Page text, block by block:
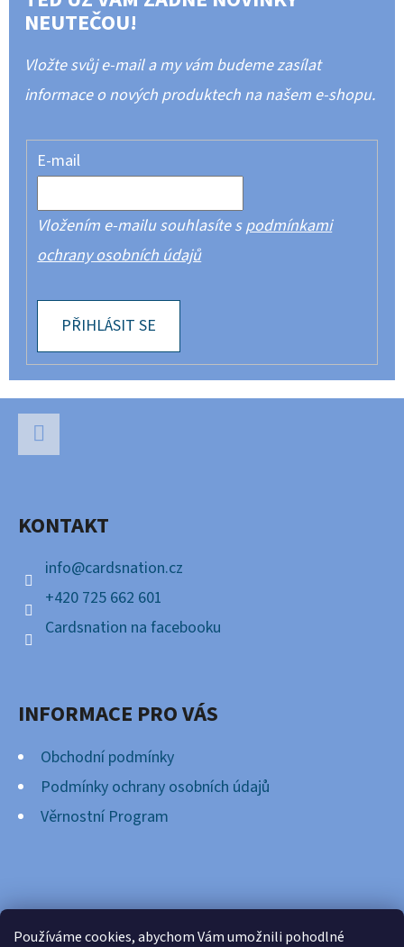
Používáme cookies, abychom Vám umožnili pohodlné
NEUTEČOU!
Vložte svůj e-mail a my vám budeme zasílat
informace o nových produktech na našem e-shopu.
E-mail
Vložením e-mailu souhlasíte spodmínkami
ochrany osobních údajů
PŘIHLÁSIT SE
KONTAKT
info@cardsnation.cz
+420 725 662 601
Cardsnation na facebooku
INFORMACE PRO VÁS
Obchodní podmínky
Podmínky ochrany osobních údajů
Věrnostní Program
FACEBOOK